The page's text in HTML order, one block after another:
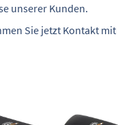
unserer Kunden.
Sie jetzt Kontakt